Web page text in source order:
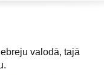
valodā, tajā